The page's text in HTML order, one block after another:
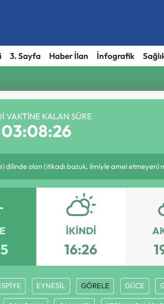
3. Sayfa Haber İlan İnfografik
VAKTINE KALAN SÜRE
03:08:26
dilinde olan (itikadı bozuk, ilmiyle amel etmeyen)
İKINDI
16:26
EYNESİL GÖRELE GÜCE